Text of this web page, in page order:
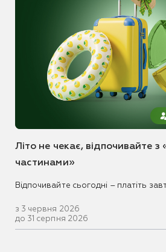
Літо не чекає, відпочивайте
частинами»
Відпочивайте сьогодні – платіть
з 3 червня 2026
до 31 серпня 2026